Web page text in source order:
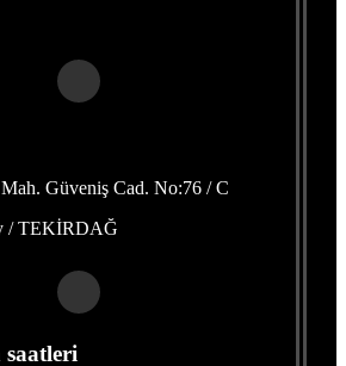
Güveniş Cad. No:76 / C
/ TEKİRDAĞ
saatleri